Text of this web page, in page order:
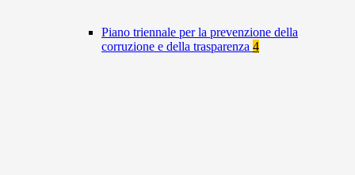
Piano triennale per la prevenzione della
corruzione e della trasparenza 4